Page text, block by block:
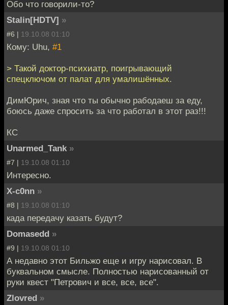
Обо что говорили-то?
Stalin[HDTV] »
#6 | 19.10.08 01:10
Кому: Uhu, #1
> Такой доктор-психиатр, поигрывающий
спецключом от палат для умалишённых.
ДимЮрич, зная что ты обычно рабодаеш за еду,
боюсь даже спросить за что работал в этот раз!!!
КС
Unarmed_Tank »
#7 | 19.10.08 01:10
Интересно.
X-c0nn »
#8 | 19.10.08 01:10
када передачу казать будут?
Domasedd »
#9 | 19.10.08 01:10
А недавно этот Бильжо еще и игру нарисовал. В
буквальном смысле. Полностью нарисованный от
руки квест "Петрович и все, все, все".
Zlovred »